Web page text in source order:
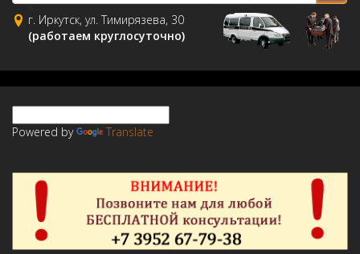
г. Иркутск, ул. Тимирязева, 30
(работаем круглосуточно)
Powered by Translate